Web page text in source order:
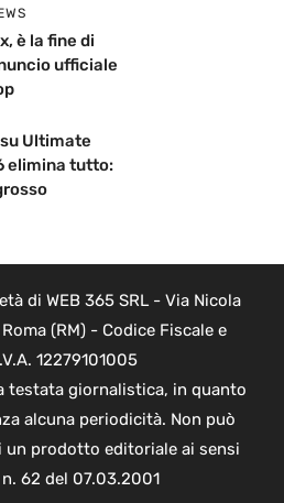
è la fine di
ufficiale
Ultimate
elimina tutto:
di WEB 365 SRL - Via Nicola
(RM) - Codice Fiscale e
12279101005
testata giornalistica, in quanto
alcuna periodicità. Non può
prodotto editoriale ai sensi
62 del 07.03.2001